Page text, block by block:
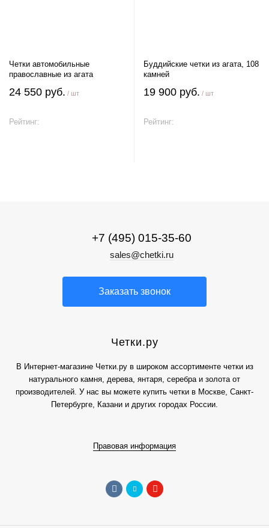
Четки автомобильные
православные из агата
24 550 руб. / шт
Рейтинг:
Буддийские четки из агата, 108
камней
19 900 руб. / шт
Рейтинг:
+7 (495) 015-35-60
sales@chetki.ru
Заказать звонок
Четки.ру
В Интернет-магазине Четки.ру в широком ассортименте четки из
натурального камня, дерева, янтаря, серебра и золота от
производителей. У нас вы можете купить четки в Москве, Санкт-
Петербурге, Казани и других городах России.
Правовая информация